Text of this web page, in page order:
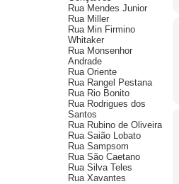
Rua Mendes Junior
Rua Miller
Rua Min Firmino
Whitaker
Rua Monsenhor
Andrade
Rua Oriente
Rua Rangel Pestana
Rua Rio Bonito
Rua Rodrigues dos
Santos
Rua Rubino de Oliveira
Rua Saião Lobato
Rua Sampsom
Rua São Caetano
Rua Silva Teles
Rua Xavantes